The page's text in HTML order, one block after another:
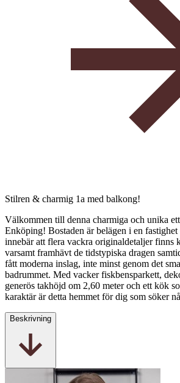
Stilren & charmig 1a med balkong!
Välkommen till denna charmiga och unika
Enköping! Bostaden är belägen i en
innebär att flera vackra originaldetaljer finns
varsamt framhävt de tidstypiska dragen
fått moderna inslag, inte minst genom det
badrummet. Med vacker fiskbensparkett,
generös takhöjd om 2,60 meter och ett kök
karaktär är detta hemmet för dig som söker
Beskrivning